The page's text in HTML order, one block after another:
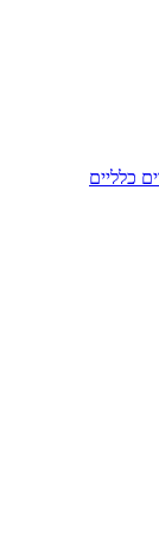
כלליים